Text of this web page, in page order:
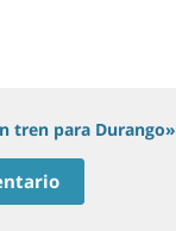
tren para Durango»